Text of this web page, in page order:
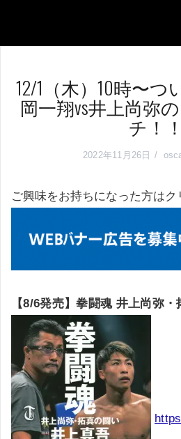
12/1（木）10時〜
岡一翔vs井上尚弥
チ！！
2022年11月26日
ご興味をお持ちになった方はク
【8/6発売】拳闘魂 井上尚弥